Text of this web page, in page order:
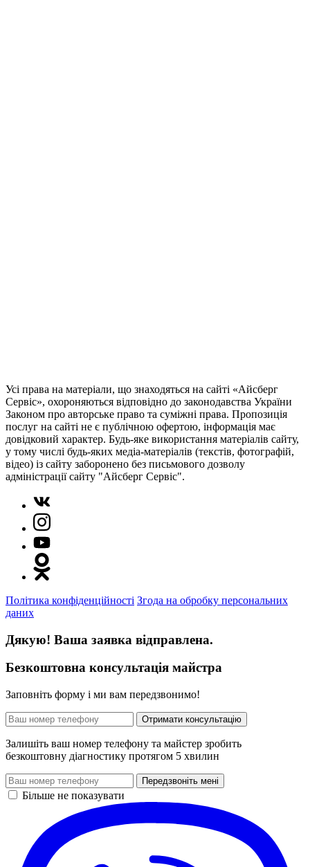
Усі права на матеріали, що знаходяться на сайті «Айсберг
Сервіс», охороняються відповідно до законодавства України
Законом про авторське право та суміжні права. Пропозиція
послуг на сайті не є публічною офертою, інформація має
довідковий характер. Будь-яке використання матеріалів сайту,
у тому числі будь-яких медіа-матеріалів (текстів, фотографій,
відео) із сайту заборонено без письмового дозволу
адміністрації сайту "Айсберг Сервіс".
Політика конфіденційності Згода на обробку персональних
даних
Дякую! Ваша заявка відправлена.
Безкоштовна консультація майстра
Заповніть форму і ми вам передзвонимо!
Отримати консультацію
Залишіть ваш номер телефону та майстер зробить
безкоштовну діагностику протягом 5 хвилин
Передзвоніть мені
Більше не показувати